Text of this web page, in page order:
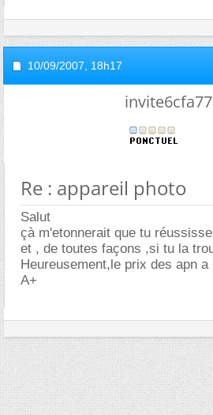
10/09/2007, 18h17
Re : appareil photo
Salut
çà m'etonnerait que tu
et , de toutes façons ,si tu la
Heureusement,le prix des apn a
A+